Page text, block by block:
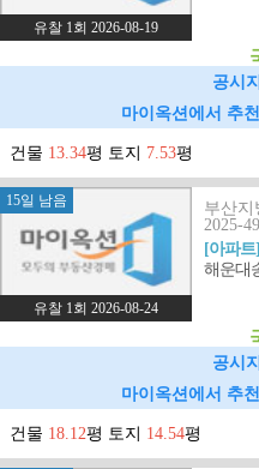
유찰 1회 2026-08-19
공시
마이옥션에서 추
건물 13.34평 토지 7.53평
15일 남음
유찰 1회 2026-08-24
부산지
2025-
[아파트]
해운대
공시
마이옥션에서 추
건물 18.12평 토지 14.54평